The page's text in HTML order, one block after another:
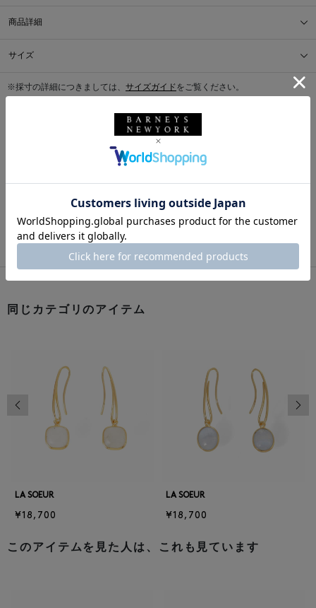
商品詳細
サイズ
※採寸の詳細につきましては、 サイズガイドをご覧ください。
このアイテムをシェアする
同じカテゴリのアイテム
LA SOEUR
¥18,700
LA SOEUR
¥18,700
前の画像
このアイテムを見た人は、これも見ています